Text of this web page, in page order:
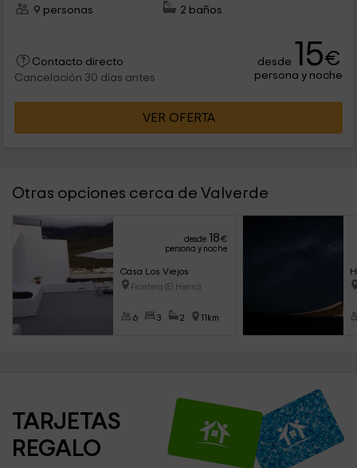
9 personas
2 baños
Contacto directo
Cancelación 30 días antes
desde 15€
persona y noche
VER OFERTA
Otras opciones cerca de Valverde
desde 18€
persona y noche
Casa Los Viejos
Frontera (El Hierro)
6 3 2 11km
TARJETAS
REGALO